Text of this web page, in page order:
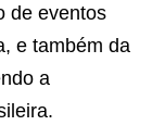
de eventos
e também da
a